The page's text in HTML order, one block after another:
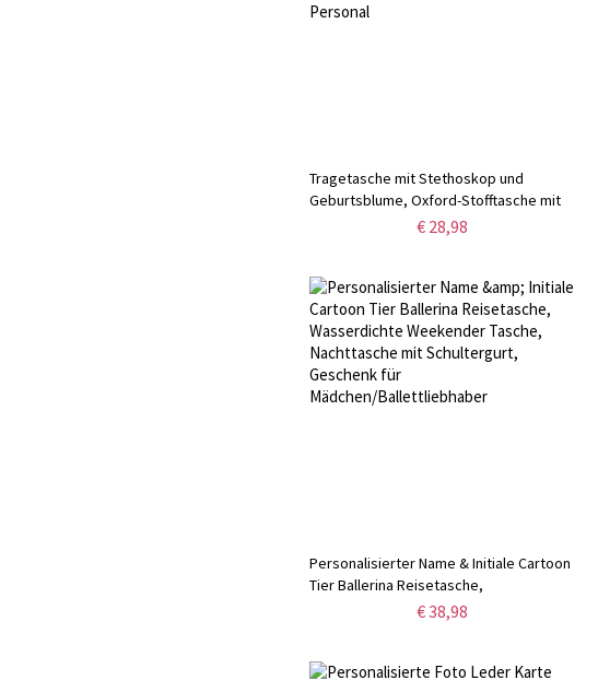
Tragetasche mit Stethoskop und
Geburtsblume, Oxford-Stofftasche mit
Netztasche, Geschenk zum
Personal
€ 28,98
Personalisierter Name & Initiale Cartoon
Tier Ballerina Reisetasche,
Wasserdichte Weekender Tasche,
€ 38,98